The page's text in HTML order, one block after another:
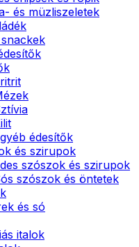
és müzliszeletek
édesítők
és szirupok
szószok és szirupok
szószok és öntetek
és só
italok